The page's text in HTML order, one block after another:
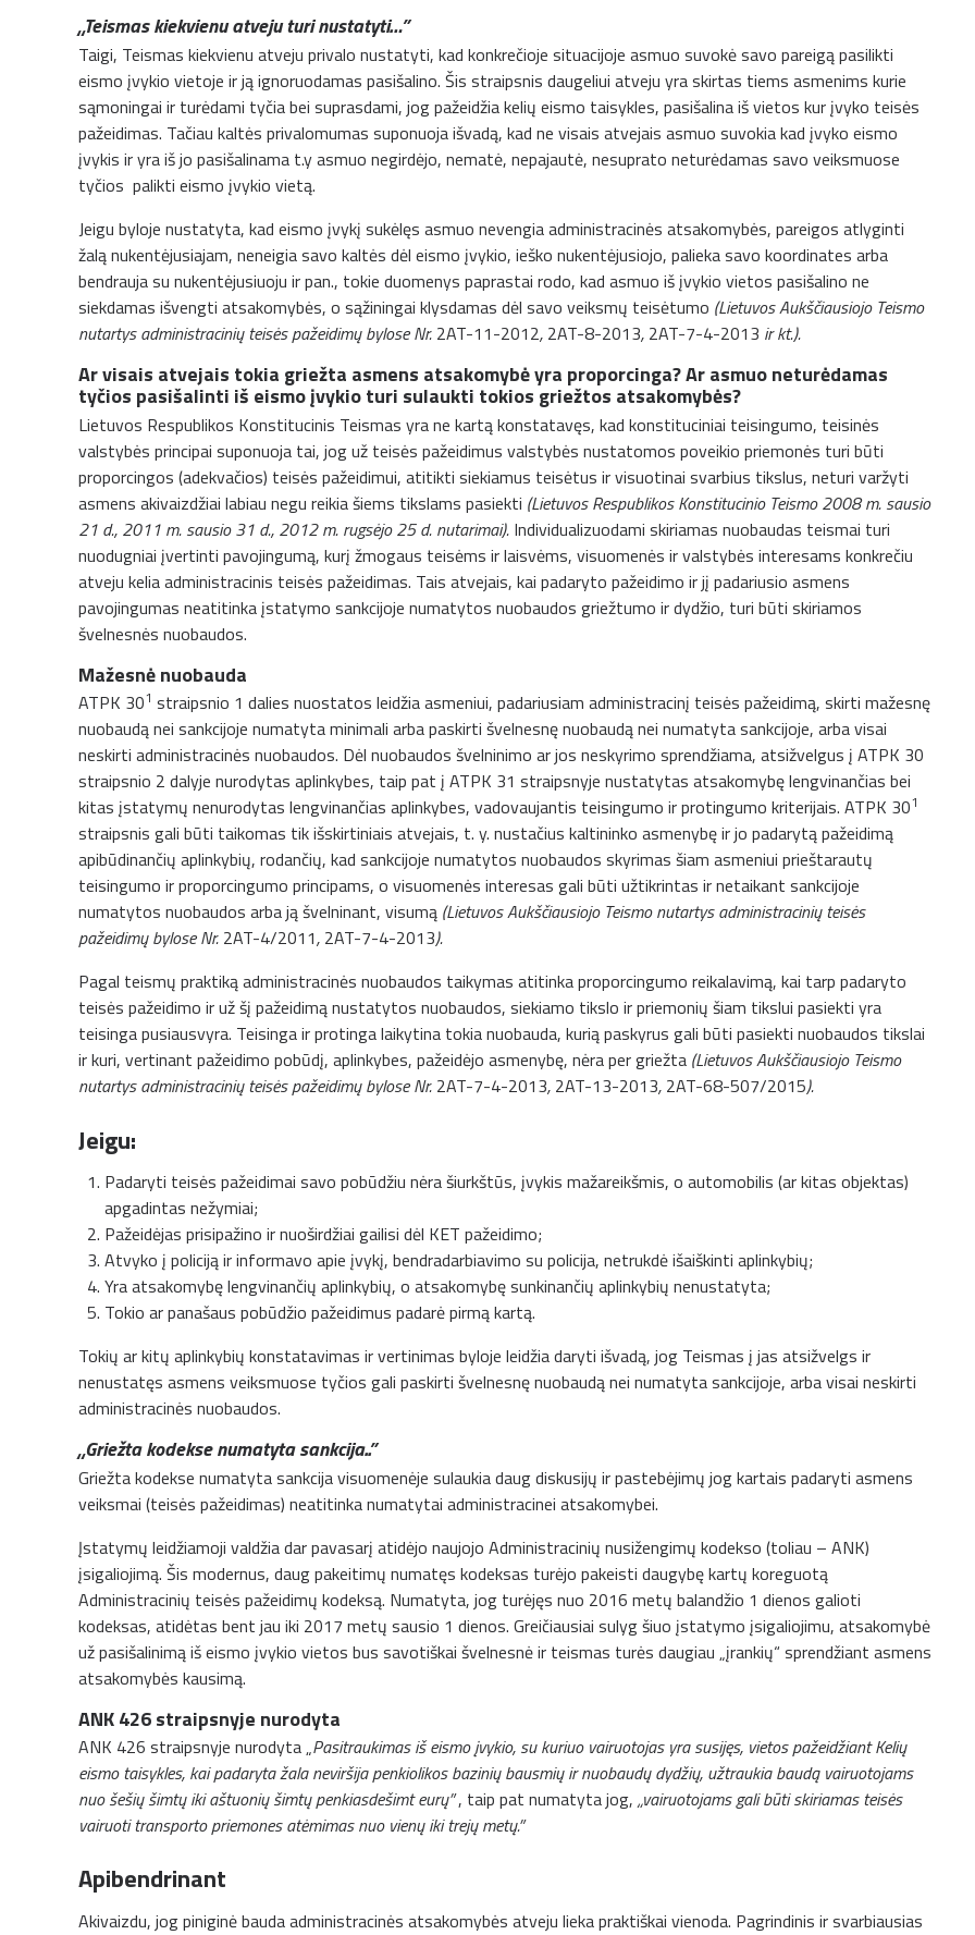
„Teismas kiekvienu atveju turi nustatyti…”
Taigi, Teismas kiekvienu atveju privalo nustatyti, kad konkrečioje situacijoje asmuo suvokė savo pareigą pasilikti
eismo įvykio vietoje ir ją ignoruodamas pasišalino. Šis straipsnis daugeliui atveju yra skirtas tiems asmenims kurie
sąmoningai ir turėdami tyčia bei suprasdami, jog pažeidžia kelių eismo taisykles, pasišalina iš vietos kur įvyko teisės
pažeidimas. Tačiau kaltės privalomumas suponuoja išvadą, kad ne visais atvejais asmuo suvokia kad įvyko eismo
įvykis ir yra iš jo pasišalinama t.y asmuo negirdėjo, nematė, nepajautė, nesuprato neturėdamas savo veiksmuose
tyčios palikti eismo įvykio vietą.
Jeigu byloje nustatyta, kad eismo įvykį sukėlęs asmuo nevengia administracinės atsakomybės, pareigos atlyginti
žalą nukentėjusiajam, neneigia savo kaltės dėl eismo įvykio, ieško nukentėjusiojo, palieka savo koordinates arba
bendrauja su nukentėjusiuoju ir pan., tokie duomenys paprastai rodo, kad asmuo iš įvykio vietos pasišalino ne
siekdamas išvengti atsakomybės, o sąžiningai klysdamas dėl savo veiksmų teisėtumo (Lietuvos Aukščiausiojo Teismo
nutartys administracinių teisės pažeidimų bylose Nr. 2AT-11-2012, 2AT-8-2013, 2AT-7-4-2013 ir kt.).
Ar visais atvejais tokia griežta asmens atsakomybė yra proporcinga? Ar asmuo neturėdamas
tyčios pasišalinti iš eismo įvykio turi sulaukti tokios griežtos atsakomybės?
Lietuvos Respublikos Konstitucinis Teismas yra ne kartą konstatavęs, kad konstituciniai teisingumo, teisinės
valstybės principai suponuoja tai, jog už teisės pažeidimus valstybės nustatomos poveikio priemonės turi būti
proporcingos (adekvačios) teisės pažeidimui, atitikti siekiamus teisėtus ir visuotinai svarbius tikslus, neturi varžyti
asmens akivaizdžiai labiau negu reikia šiems tikslams pasiekti (Lietuvos Respublikos Konstitucinio Teismo 2008 m. sausio
21 d., 2011 m. sausio 31 d., 2012 m. rugsėjo 25 d. nutarimai). Individualizuodami skiriamas nuobaudas teismai turi
nuodugniai įvertinti pavojingumą, kurį žmogaus teisėms ir laisvėms, visuomenės ir valstybės interesams konkrečiu
atveju kelia administracinis teisės pažeidimas. Tais atvejais, kai padaryto pažeidimo ir jį padariusio asmens
pavojingumas neatitinka įstatymo sankcijoje numatytos nuobaudos griežtumo ir dydžio, turi būti skiriamos
švelnesnės nuobaudos.
Mažesnė nuobauda
ATPK 301 straipsnio 1 dalies nuostatos leidžia asmeniui, padariusiam administracinį teisės pažeidimą, skirti mažesnę
nuobaudą nei sankcijoje numatyta minimali arba paskirti švelnesnę nuobaudą nei numatyta sankcijoje, arba visai
neskirti administracinės nuobaudos. Dėl nuobaudos švelninimo ar jos neskyrimo sprendžiama, atsižvelgus į ATPK 30
straipsnio 2 dalyje nurodytas aplinkybes, taip pat į ATPK 31 straipsnyje nustatytas atsakomybę lengvinančias bei
kitas įstatymų nenurodytas lengvinančias aplinkybes, vadovaujantis teisingumo ir protingumo kriterijais. ATPK 301
straipsnis gali būti taikomas tik išskirtiniais atvejais, t. y. nustačius kaltininko asmenybę ir jo padarytą pažeidimą
apibūdinančių aplinkybių, rodančių, kad sankcijoje numatytos nuobaudos skyrimas šiam asmeniui prieštarautų
teisingumo ir proporcingumo principams, o visuomenės interesas gali būti užtikrintas ir netaikant sankcijoje
numatytos nuobaudos arba ją švelninant, visumą (Lietuvos Aukščiausiojo Teismo nutartys administracinių teisės
pažeidimų bylose Nr. 2AT-4/2011, 2AT-7-4-2013).
Pagal teismų praktiką administracinės nuobaudos taikymas atitinka proporcingumo reikalavimą, kai tarp padaryto
teisės pažeidimo ir už šį pažeidimą nustatytos nuobaudos, siekiamo tikslo ir priemonių šiam tikslui pasiekti yra
teisinga pusiausvyra. Teisinga ir protinga laikytina tokia nuobauda, kurią paskyrus gali būti pasiekti nuobaudos tikslai
ir kuri, vertinant pažeidimo pobūdį, aplinkybes, pažeidėjo asmenybę, nėra per griežta (Lietuvos Aukščiausiojo Teismo
nutartys administracinių teisės pažeidimų bylose Nr. 2AT-7-4-2013, 2AT-13-2013, 2AT-68-507/2015).
Jeigu:
Padaryti teisės pažeidimai savo pobūdžiu nėra šiurkštūs, įvykis mažareikšmis, o automobilis (ar kitas objektas)
apgadintas nežymiai;
Pažeidėjas prisipažino ir nuoširdžiai gailisi dėl KET pažeidimo;
Atvyko į policiją ir informavo apie įvykį, bendradarbiavimo su policija, netrukdė išaiškinti aplinkybių;
Yra atsakomybę lengvinančių aplinkybių, o atsakomybę sunkinančių aplinkybių nenustatyta;
Tokio ar panašaus pobūdžio pažeidimus padarė pirmą kartą.
Tokių ar kitų aplinkybių konstatavimas ir vertinimas byloje leidžia daryti išvadą, jog Teismas į jas atsižvelgs ir
nenustatęs asmens veiksmuose tyčios gali paskirti švelnesnę nuobaudą nei numatyta sankcijoje, arba visai neskirti
administracinės nuobaudos.
„Griežta kodekse numatyta sankcija..”
Griežta kodekse numatyta sankcija visuomenėje sulaukia daug diskusijų ir pastebėjimų jog kartais padaryti asmens
veiksmai (teisės pažeidimas) neatitinka numatytai administracinei atsakomybei.
Įstatymų leidžiamoji valdžia dar pavasarį atidėjo naujojo Administracinių nusižengimų kodekso (toliau – ANK)
įsigaliojimą. Šis modernus, daug pakeitimų numatęs kodeksas turėjo pakeisti daugybę kartų koreguotą
Administracinių teisės pažeidimų kodeksą. Numatyta, jog turėjęs nuo 2016 metų balandžio 1 dienos galioti
kodeksas, atidėtas bent jau iki 2017 metų sausio 1 dienos. Greičiausiai sulyg šiuo įstatymo įsigaliojimu, atsakomybė
už pasišalinimą iš eismo įvykio vietos bus savotiškai švelnesnė ir teismas turės daugiau „įrankių“ sprendžiant asmens
atsakomybės kausimą.
ANK 426 straipsnyje nurodyta
ANK 426 straipsnyje nurodyta „Pasitraukimas iš eismo įvykio, su kuriuo vairuotojas yra susijęs, vietos pažeidžiant Kelių
eismo taisykles, kai padaryta žala neviršija penkiolikos bazinių bausmių ir nuobaudų dydžių, užtraukia baudą vairuotojams
nuo šešių šimtų iki aštuonių šimtų penkiasdešimt eurų”, taip pat numatyta jog, „vairuotojams gali būti skiriamas teisės
vairuoti transporto priemones atėmimas nuo vienų iki trejų metų.”
Apibendrinant
Akivaizdu, jog piniginė bauda administracinės atsakomybės atveju lieka praktiškai vienoda. Pagrindinis ir svarbiausias